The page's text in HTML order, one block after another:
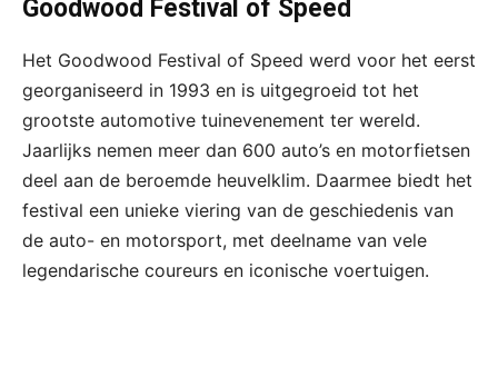
Goodwood Festival of Speed
Het Goodwood Festival of Speed werd voor het eerst
georganiseerd in 1993 en is uitgegroeid tot het
grootste automotive tuinevenement ter wereld.
Jaarlijks nemen meer dan 600 auto’s en motorfietsen
deel aan de beroemde heuvelklim. Daarmee biedt het
festival een unieke viering van de geschiedenis van
de auto- en motorsport, met deelname van vele
legendarische coureurs en iconische voertuigen.